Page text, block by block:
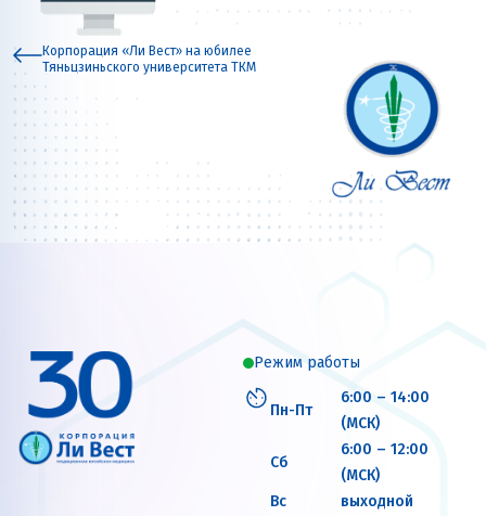
Корпорация «Ли Вест» на юбилее
Тяньцзиньского университета ТКМ
Режим работы
Пн-Пт
6:00 – 14:00
(МСК)
Сб
6:00 – 12:00
(МСК)
Вс
выходной